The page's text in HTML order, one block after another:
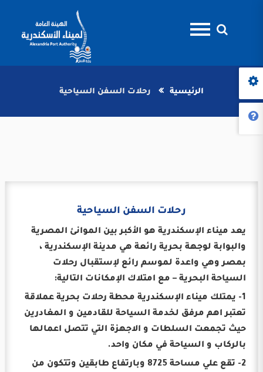
الرئيسية رحلات السفن السياحية
رحلات السفن السياحية
يعد ميناء الإسكندرية هو الأكبر بين الموانئ المصرية
والبوابة لوجهة بحرية رائعة هي مدينة الإسكندرية ،
بمصر وهي واعدة لموسم رائع لإستقبال رحلات
السياحة البحرية – مع امتلاك الإمكانات التالية:
1- يمتلك ميناء الإسكندرية محطة رحلات بحرية عملاقة
تعتبر اهم مرفق لخدمة السياحة للقادمين و المغادرين
حيث تجمعت السلطات و الاجهزة التي تتصل اعمالها
بالركاب و السياحة في مكان واحد.
2- تقع علي مساحة 8725 وبارتفاع طابقين وتتكون من